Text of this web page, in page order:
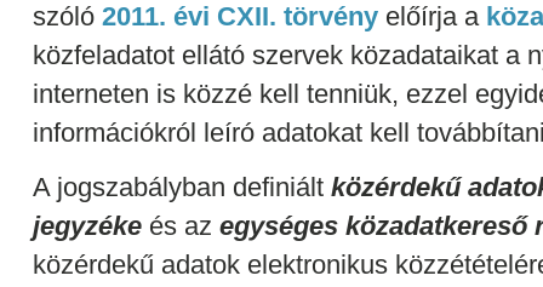
szóló 2011. évi CXII. törvény előírja a
közfeladatot ellátó szervek közadataikat a
interneten is közzé kell tenniük, ezzel
információkról leíró adatokat kell
A jogszabályban definiált közérdekű
jegyzéke és az egységes közadatkereső
közérdekű adatok elektronikus